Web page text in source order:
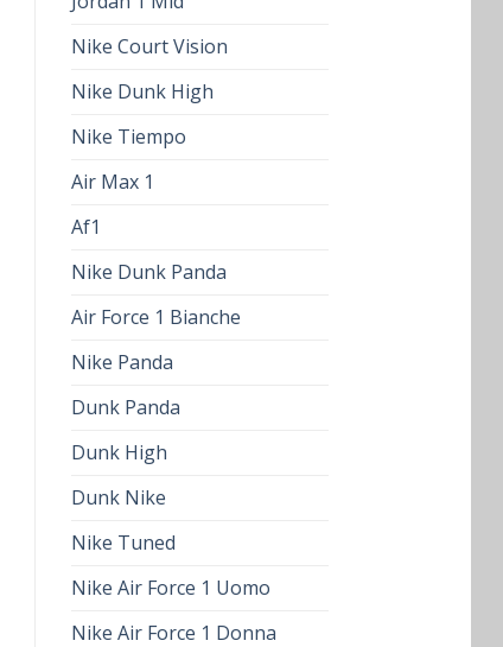
Nike Court Vision
Nike Dunk High
Nike Tiempo
Air Max 1
Af1
Nike Dunk Panda
Air Force 1 Bianche
Nike Panda
Dunk Panda
Dunk High
Dunk Nike
Nike Tuned
Nike Air Force 1 Uomo
Nike Air Force 1 Donna